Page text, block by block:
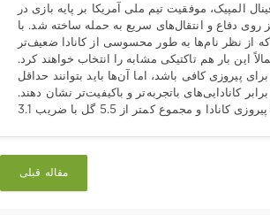
المپیک، موفقیت تیم ملی آمریکا بر پایه بازی در
روی دفاع و انتقال‌های سریع به حمله ساخته شد. با
از نظر نام‌ها به طور محسوسی از کانادا ضعیف‌تر
این بار هم تاکتیکی مشابه را انتخاب خواهند کرد.
پیروزی کافی باشد، اما آن‌ها باید بتوانند حداقل
کانادایی‌های باتجربه‌تر و باکیفیت‌تر نشان دهند.
مقاله قبلی